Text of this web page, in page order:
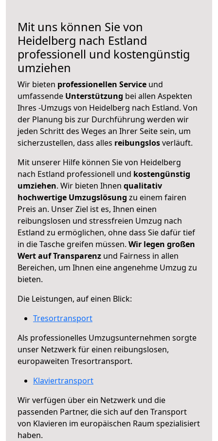
Mit uns können Sie von
Heidelberg nach Estland
professionell und kostengünstig
umziehen
Wir bieten professionellen Service und
umfassende Unterstützung bei allen Aspekten
Ihres -Umzugs von Heidelberg nach Estland. Von
der Planung bis zur Durchführung werden wir
jeden Schritt des Weges an Ihrer Seite sein, um
sicherzustellen, dass alles reibungslosverläuft.
Mit unserer Hilfe können Sie von Heidelberg
nach Estland professionell und kostengünstig
umziehen. Wir bieten Ihnen qualitativ
hochwertige Umzugslösung zu einem fairen
Preis an. Unser Ziel ist es, Ihnen einen
reibungslosen und stressfreien Umzug nach
Estland zu ermöglichen, ohne dass Sie dafür tief
in die Tasche greifen müssen. Wir legen großen
Wert auf Transparenz und Fairness in allen
Bereichen, um Ihnen eine angenehme Umzug zu
bieten.
Die Leistungen, auf einen Blick:
Tresortransport
Als professionelles Umzugsunternehmen sorgte
unser Netzwerk für einen reibungslosen,
europaweiten Tresortransport.
Klaviertransport
Wir verfügen über ein Netzwerk und die
passenden Partner, die sich auf den Transport
von Klavieren im europäischen Raum spezialisiert
haben.